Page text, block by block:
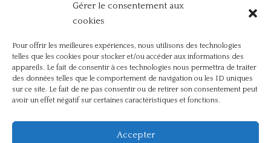
Gérer le consentement aux
cookies
Pour offrir les meilleures expériences, nous utilisons des technologies
telles que les cookies pour stocker et/ou accéder aux informations des
appareils. Le fait de consentir à ces technologies nous permettra de traiter
des données telles que le comportement de navigation ou les ID uniques
sur ce site. Le fait de ne pas consentir ou de retirer son consentement peut
avoir un effet négatif sur certaines caractéristiques et fonctions.
Accepter
(168)
La guerre, la Résistance et la Déportation
Non classé(42)
Partis politiques, intelligentsia, médias(750)
Présentation(4)
Références(57)